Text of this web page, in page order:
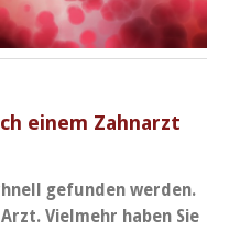
einem Zahnarzt
gefunden werden.
Vielmehr haben Sie